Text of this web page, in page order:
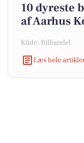
10 dyreste
af Aarhus
Kilde: Bilhandel
Læs hele